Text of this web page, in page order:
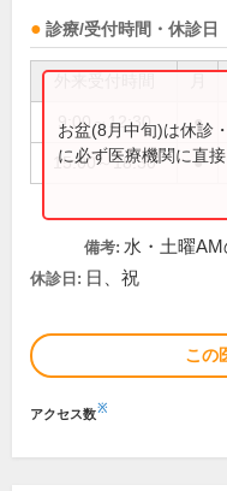
診療/受付時間・休診日
9:00～12:30 ●
15:00～18:30 ●
お盆(8月中旬)は休診
に必ず医療機関に直接
備考: 水・土曜
休診日: 日、祝
この
アクセス数※